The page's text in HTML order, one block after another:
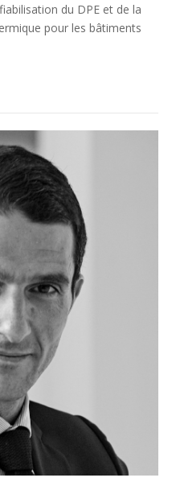
du DPE et de la
pour les bâtiments